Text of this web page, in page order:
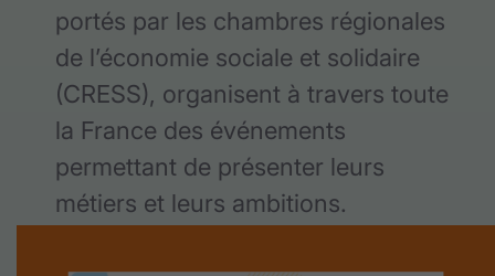
portés par les chambres régionales
de l’économie sociale et solidaire
(CRESS), organisent à travers toute
la France des événements
permettant de présenter leurs
métiers et leurs ambitions.